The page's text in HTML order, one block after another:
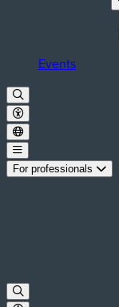
Events
For professionals